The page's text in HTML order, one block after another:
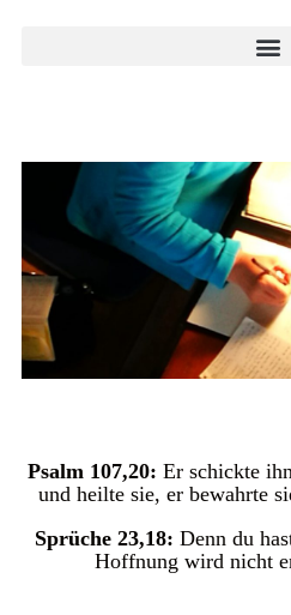
Psalm 107,20: Er schickte
und heilte sie, er bewahrte
Sprüche 23,18: Denn du
Hoffnung wird nicht